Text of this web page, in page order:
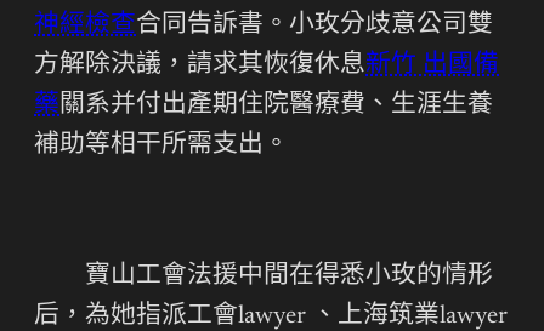
神經檢查合同告訴書。小玫分歧意公司雙
方解除決議，請求其恢復休息新竹 出國備
藥關系并付出產期住院醫療費、生涯生養
補助等相干所需支出。
寶山工會法援中間在得悉小玫的情形
后，為她指派工會lawyer 、上海筑業lawyer